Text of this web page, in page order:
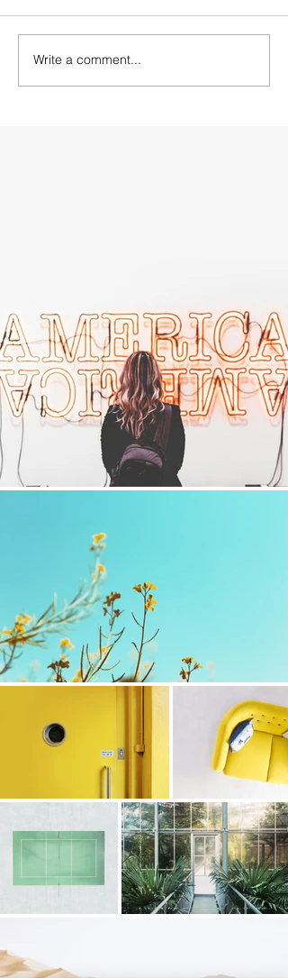
Write a comment...